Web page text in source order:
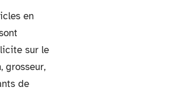
en
sur le
grosseur,
de